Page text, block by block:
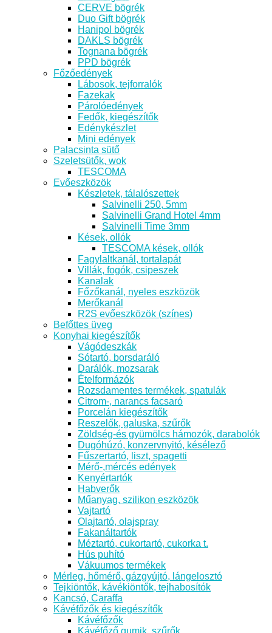
CERVE bögrék
Duo Gift bögrék
Hanipol bögrék
DAKLS bögrék
Tognana bögrék
PPD bögrék
Főzőedények
Lábosok, tejforralók
Fazekak
Párolóedények
Fedők, kiegészítők
Edénykészlet
Mini edények
Palacsinta sütő
Szeletsütők, wok
TESCOMA
Evőeszközök
Készletek, tálalószettek
Salvinelli 250, 5mm
Salvinelli Grand Hotel 4mm
Salvinelli Time 3mm
Kések, ollók
TESCOMA kések, ollók
Fagylaltkanál, tortalapát
Villák, fogók, csipeszek
Kanalak
Főzőkanál, nyeles eszközök
Merőkanál
R2S evőeszközök (színes)
Befőttes üveg
Konyhai kiegészítők
Vágódeszkák
Sótartó, borsdaráló
Darálók, mozsarak
Ételformázók
Rozsdamentes termékek, spatulák
Citrom-, narancs facsaró
Porcelán kiegészítők
Reszelők, galuska, szűrők
Zöldség-és gyümölcs hámozók, darabolók
Dugóhúzó, konzervnyitó, késélező
Fűszertartó, liszt, spagetti
Mérő-,mércés edények
Kenyértartók
Habverők
Műanyag, szilikon eszközök
Vajtartó
Olajtartó, olajspray
Fakanáltartók
Méztartó, cukortartó, cukorka t.
Hús puhító
Vákuumos termékek
Mérleg, hőmérő, gázgyújtó, lángelosztó
Tejkiöntők, kávékiöntők, tejhabosítók
Kancsó, Caraffa
Kávéfőzők és kiegészítők
Kávéfőzők
Kávéfőző gumik, szűrők